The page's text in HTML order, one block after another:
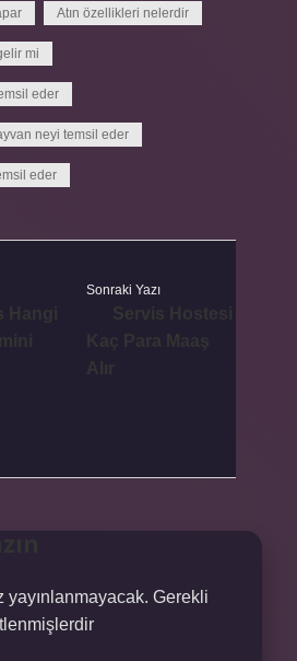
Atın özellikleri nelerdir
mi
eder
neyi temsil eder
eder
Sonraki Yazı
yayınlanmayacak. Gerekli